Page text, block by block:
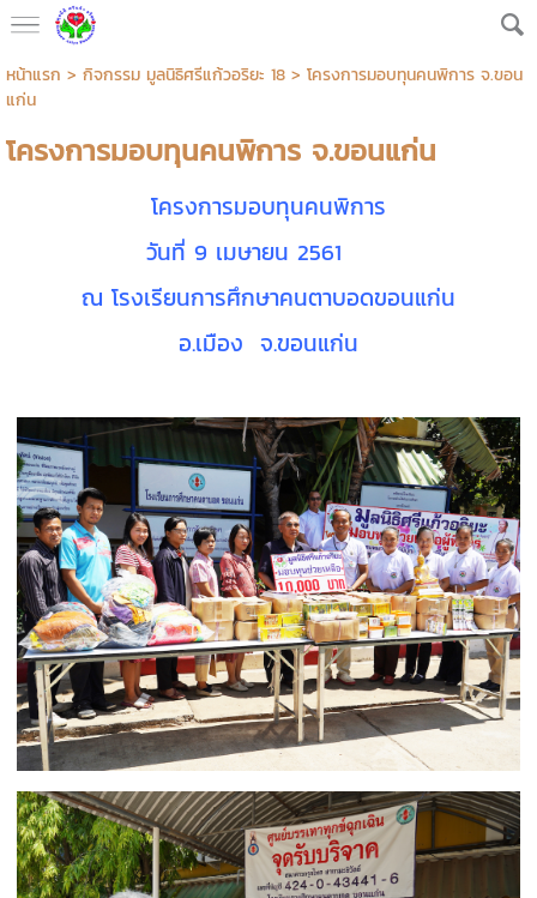
หน้าแรก > กิจกรรม มูลนิธิศรีแก้วอริยะ 18> โครงการมอบทุนคนพิการ จ.ขอน
แก่น
โครงการมอบทุนคนพิการ จ.ขอนแก่น
โครงการมอบทุนคนพิการ
วันที่ 9 เมษายน 2561
ณ โรงเรียนการศึกษาคนตาบอดขอนแก่น
อ.เมือง จ.ขอนแก่น